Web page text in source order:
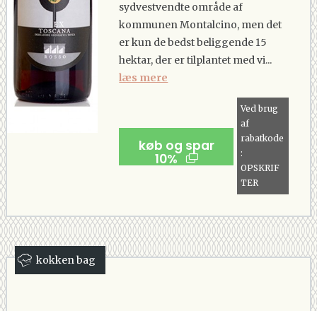
sydvestvendte område af
kommunen Montalcino, men det
er kun de bedst beliggende 15
hektar, der er tilplantet med vi...
læs mere
køb og spar
10%
Ved brug
af
rabatkode
:
OPSKRIF
TER
kokken bag